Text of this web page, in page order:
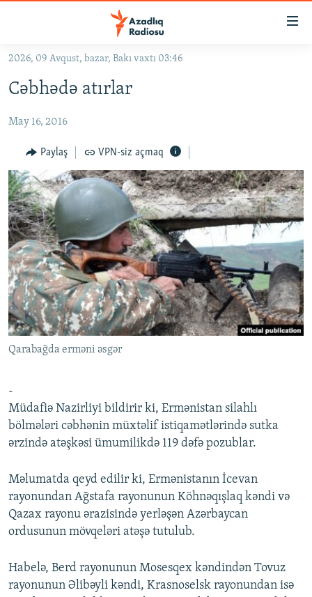
Əsas
qayıt
naviqasiyaya
Axtarışa
keç
KORRUPSIOMETR
#ƏSLINDƏ
FƏRQƏ BAX
QANUNI DOĞRU
ARAŞDIRMA
MULTIMEDIA
VIDEO
FOTOQALEREYA
İNFOQRAFIKA
KARIKATURA
RADIO ARXIV
OXU ZALI
AZƏRBAYCAN ƏDƏBIYYATI KITABXANASI
İSLAM VƏ DEMOKRATIYA
HAQQIMIZDA
MISSIYAMIZ
PEŞƏ ETIKASI VƏ JURNALISTIKA STANDARTLARIMIZ
AZADLIQRADIOSU MOBIL TELEFONUNUZDA
BIZIMLƏ ƏLAQƏ
XƏBƏR BÜLLETENLƏRIMIZ
BIZI IZLƏ
RFE/RL-in bütün saytları
2026, 09 Avqust, bazar, Bakı vaxtı 03:46
Cəbhədə atırlar
May 16, 2016
Paylaş VPN-siz açmaq
Qarabağda erməni əsgər
-
Müdafiə Nazirliyi bildirir ki, Ermənistan silahlı
bölmələri cəbhənin müxtəlif istiqamətlərində sutka
ərzində atəşkəsi ümumilikdə 119 dəfə pozublar.
Məlumatda qeyd edilir ki, Ermənistanın İcevan
rayonundan Ağstafa rayonunun Köhnəqışlaq kəndi və
Qazax rayonu ərazisində yerləşən Azərbaycan
ordusunun mövqeləri atəşə tutulub.
Habelə, Berd rayonunun Mosesqex kəndindən Tovuz
rayonunun Əlibəyli kəndi, Krasnoselsk rayonundan isə